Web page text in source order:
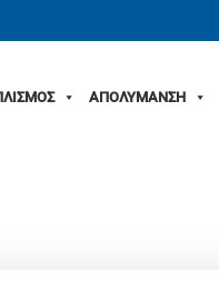
ΑΠΟΛΥΜΑΝΣΗ